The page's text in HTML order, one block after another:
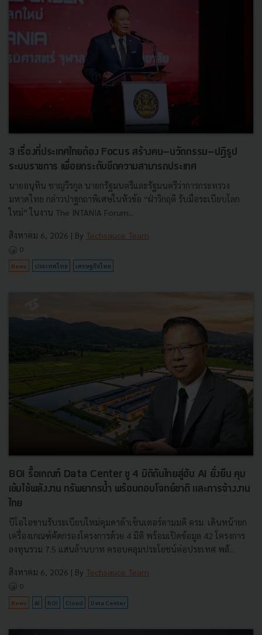
3 เรื่องที่ประเทศไทยต้อง Focus สร้างคน–นวัตกรรม–ปฏิรูป
ระบบราชการ เพื่อยกระดับขีดความสามารถประเทศ
นายอนุทิน ชาญวีรกูล นายกรัฐมนตรีและรัฐมนตรีว่าการกระทรวง
มหาดไทย กล่าวปาฐกถาพิเศษในหัวข้อ “ฝ่าวิกฤติ รับมือระเบียบโลก
ใหม่” ในงาน The INTANIA Forum...
สิงหาคม 6, 2026 | By Techsauce Team
0
News ประเทศไทย เศรษฐกิจไทย
BOI รื้อเกณฑ์ Data Center ชู 4 มิติดันไทยสู่ฮับ AI ยั่งยืน คุม
เข้มใช้พลังงาน ทรัพยากรน้ำ พร้อมตอบโจทย์ชาติ และการจ้างงาน
ไทย
บีโอไอขานรับระเบียบใหม่คุมดาต้าเซ็นเตอร์ตามมติ ครม. เดินหน้ายก
เครื่องเกณฑ์คัดกรองโครงการด้วย 4 มิติ พร้อมเปิดข้อมูล 42 โครงการ
ลงทุนรวม 7.5 แสนล้านบาท ครอบคลุมประโยชน์ต่อประเทศ พลั...
สิงหาคม 6, 2026 | By Techsauce Team
0
News AI BOI Cloud Data Center